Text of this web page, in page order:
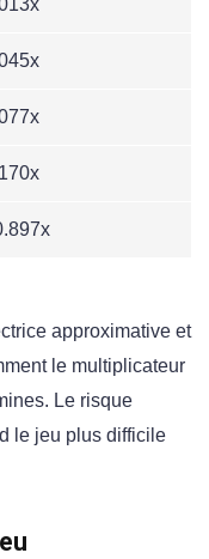
approximative et
le multiplicateur
Le risque
le jeu plus difficile